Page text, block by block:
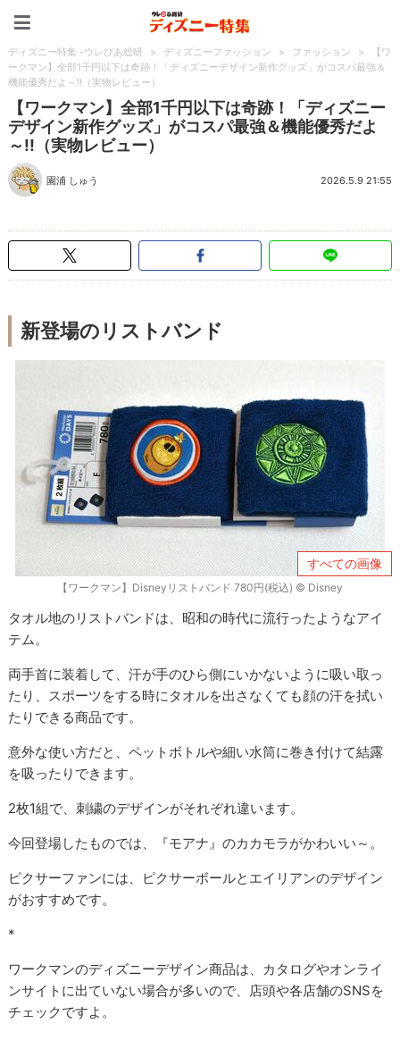
ディズニー特集 -ウレぴあ総研 > ディズニーファッション > ファッション >
【ワ
ークマン】全部1千円以下は奇跡！「ディズニーデザイン新作グッズ」がコスパ最強＆
機能優秀だよ～!!（実物レビュー）
【ワークマン】全部1千円以下は奇跡！「ディズニー
デザイン新作グッズ」がコスパ最強＆機能優秀だよ
～!!（実物レビュー）
園浦 しゅう 2026.5.9 21:55
新登場のリストバンド
すべての画像
【ワークマン】Disneyリストバンド 780円(税込) © Disney
タオル地のリストバンドは、昭和の時代に流行ったようなアイ
テム。
両手首に装着して、汗が手のひら側にいかないように吸い取っ
たり、スポーツをする時にタオルを出さなくても顔の汗を拭い
たりできる商品です。
意外な使い方だと、ペットボトルや細い水筒に巻き付けて結露
を吸ったりできます。
2枚1組で、刺繍のデザインがそれぞれ違います。
今回登場したものでは、『モアナ』のカカモラがかわいい～。
ピクサーファンには、ピクサーボールとエイリアンのデザイン
がおすすめです。
*
ワークマンのディズニーデザイン商品は、カタログやオンライ
ンサイトに出ていない場合が多いので、店頭や各店舗のSNSを
チェックですよ。